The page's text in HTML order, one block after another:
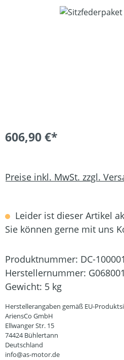
Bildergalerie überspringen
606,90 €*
Preise inkl. MwSt. zzgl.
Leider ist dieser Artikel
Sie können gerne mit uns
Produktnummer: DC-
Herstellernummer:
Gewicht: 5 kg
Herstellerangaben gemäß EU-
AriensCo GmbH
Ellwanger Str. 15
74424 Bühlertann
Deutschland
info@as-motor.de